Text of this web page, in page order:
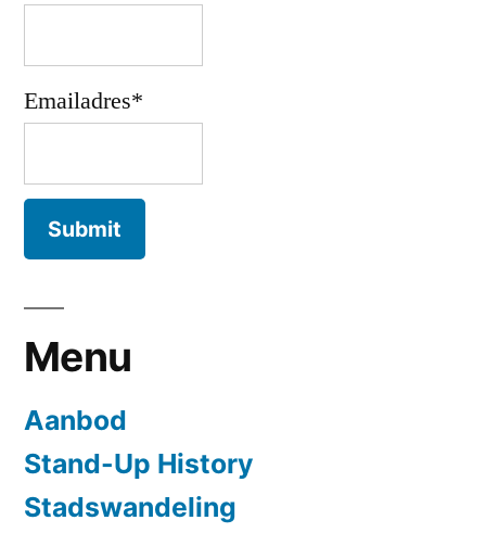
Emailadres*
Menu
Aanbod
Stand-Up History
Stadswandeling